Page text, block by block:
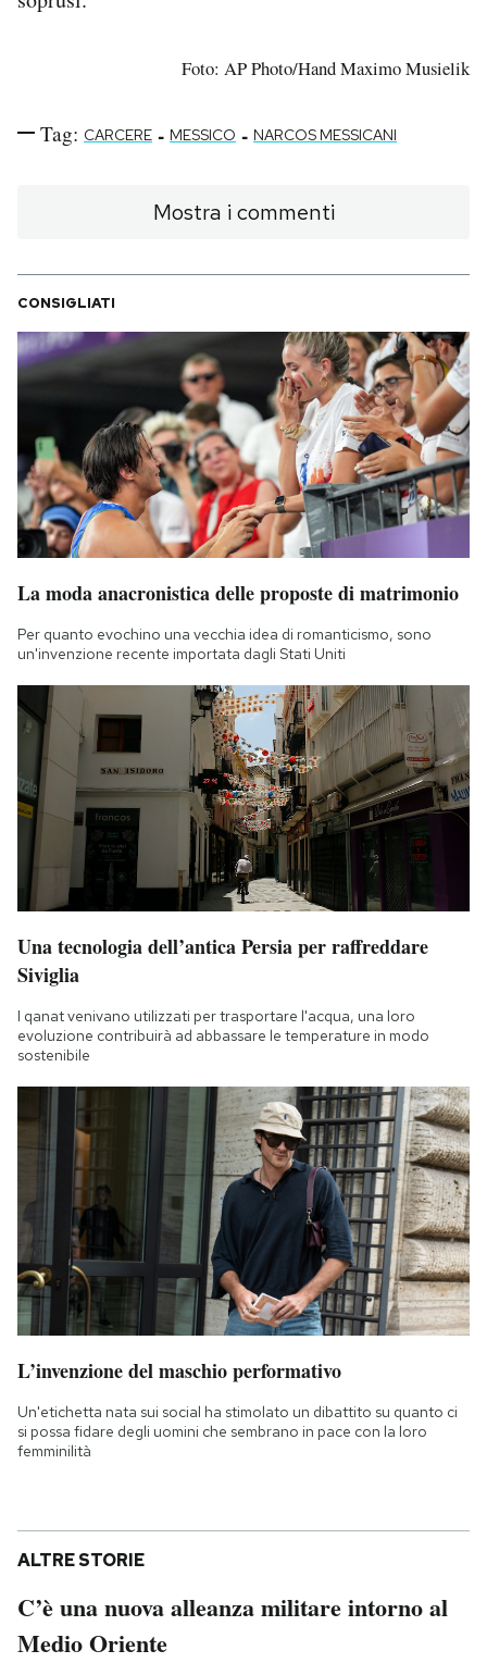
Foto: AP Photo/Hand Maximo Musielik
Tag: CARCERE - MESSICO - NARCOS MESSICANI
Mostra i commenti
CONSIGLIATI
La moda anacronistica delle proposte di matrimonio
Per quanto evochino una vecchia idea di romanticismo, sono
un'invenzione recente importata dagli Stati Uniti
Una tecnologia dell’antica Persia per raffreddare
Siviglia
I qanat venivano utilizzati per trasportare l'acqua, una loro
evoluzione contribuirà ad abbassare le temperature in modo
sostenibile
L’invenzione del maschio performativo
Un'etichetta nata sui social ha stimolato un dibattito su quanto ci
si possa fidare degli uomini che sembrano in pace con la loro
femminilità
ALTRE STORIE
C’è una nuova alleanza militare intorno al
Medio Oriente